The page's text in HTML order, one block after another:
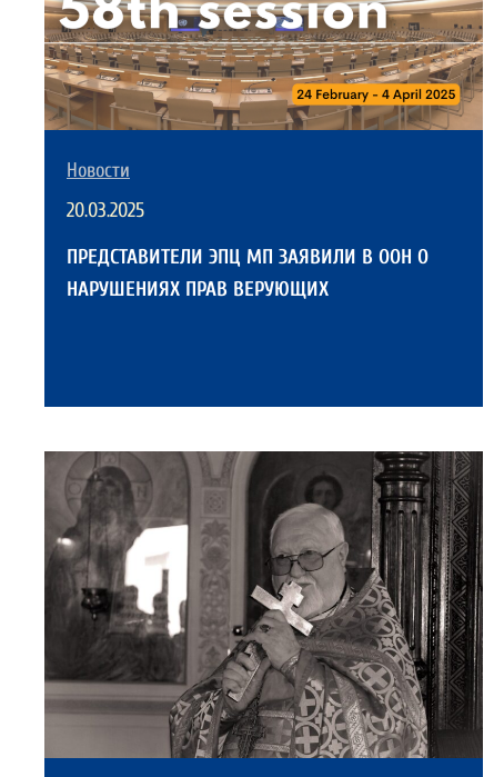
Новости
20.03.2025
ПРЕДСТАВИТЕЛИ ЭПЦ МП ЗАЯВИЛИ В ООН О
НАРУШЕНИЯХ ПРАВ ВЕРУЮЩИХ